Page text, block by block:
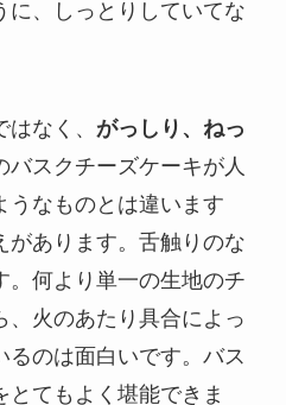
に、しっとりしていてな
なく、 がっしり、ねっ
バスクチーズケーキが人
うなものとは違います
があります。舌触りのな
。何より単一の生地のチ
、火のあたり具合によっ
るのは面白いです。バス
とてもよく堪能できま